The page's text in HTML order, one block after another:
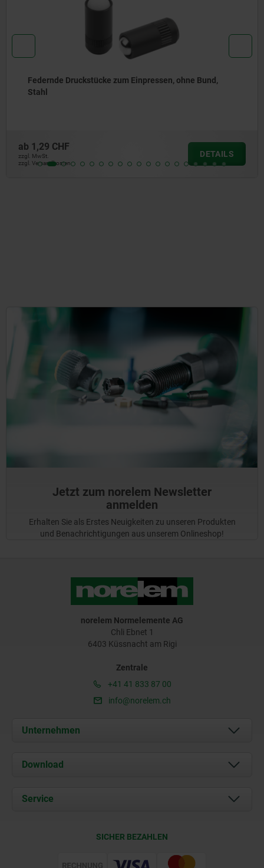
Federnde Druckstücke glatte Ausführung, ohne
zzgl. Versandkosten
Jetzt zum norelem Newsletter
anmelden
Erhalten Sie als Erstes Neuigkeiten zu unseren Produkten
und Benachrichtigungen aus unserem Onlineshop!
norelem Normelemente AG
Chli Ebnet 1
6403 Küssnacht am Rigi
Zentrale
+41 41 833 87 00
info@norelem.ch
Unternehmen
Über uns
Kontakt
Download
Dokumente
Service
SICHER BEZAHLEN